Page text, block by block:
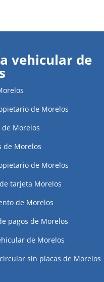
vehicular de
de Morelos
Morelos
de Morelos
de Morelos
tarjeta Morelos
de Morelos
pagos de Morelos
de Morelos
sin placas de Morelos